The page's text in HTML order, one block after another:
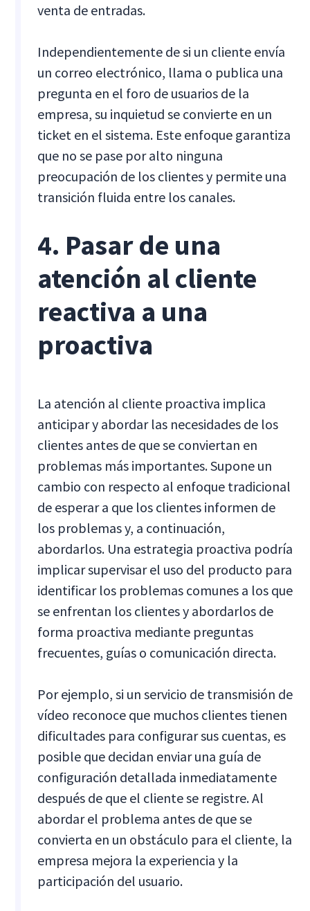
venta de entradas.
Independientemente de si un cliente envía
un correo electrónico, llama o publica una
pregunta en el foro de usuarios de la
empresa, su inquietud se convierte en un
ticket en el sistema. Este enfoque garantiza
que no se pase por alto ninguna
preocupación de los clientes y permite una
transición fluida entre los canales.
4. Pasar de una
atención al cliente
reactiva a una
proactiva
La atención al cliente proactiva implica
anticipar y abordar las necesidades de los
clientes antes de que se conviertan en
problemas más importantes. Supone un
cambio con respecto al enfoque tradicional
de esperar a que los clientes informen de
los problemas y, a continuación,
abordarlos. Una estrategia proactiva podría
implicar supervisar el uso del producto para
identificar los problemas comunes a los que
se enfrentan los clientes y abordarlos de
forma proactiva mediante preguntas
frecuentes, guías o comunicación directa.
Por ejemplo, si un servicio de transmisión de
vídeo reconoce que muchos clientes tienen
dificultades para configurar sus cuentas, es
posible que decidan enviar una guía de
configuración detallada inmediatamente
después de que el cliente se registre. Al
abordar el problema antes de que se
convierta en un obstáculo para el cliente, la
empresa mejora la experiencia y la
participación del usuario.